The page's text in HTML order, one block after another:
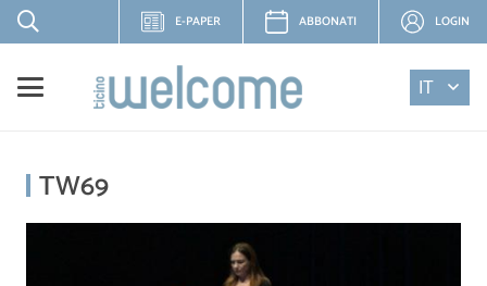
E-PAPER ABBONATI LOGIN
IT
TW69